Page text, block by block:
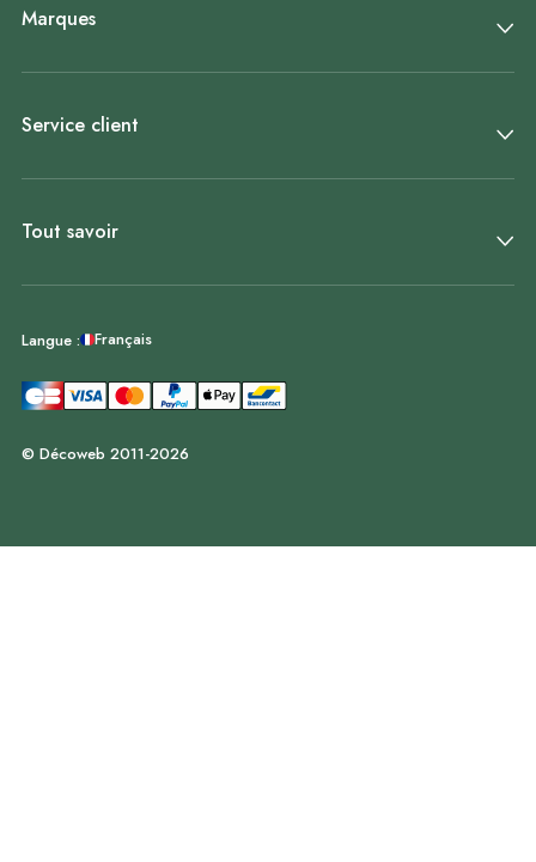
Marques
Service client
Tout savoir
Langue : Français
© Décoweb 2011-2026